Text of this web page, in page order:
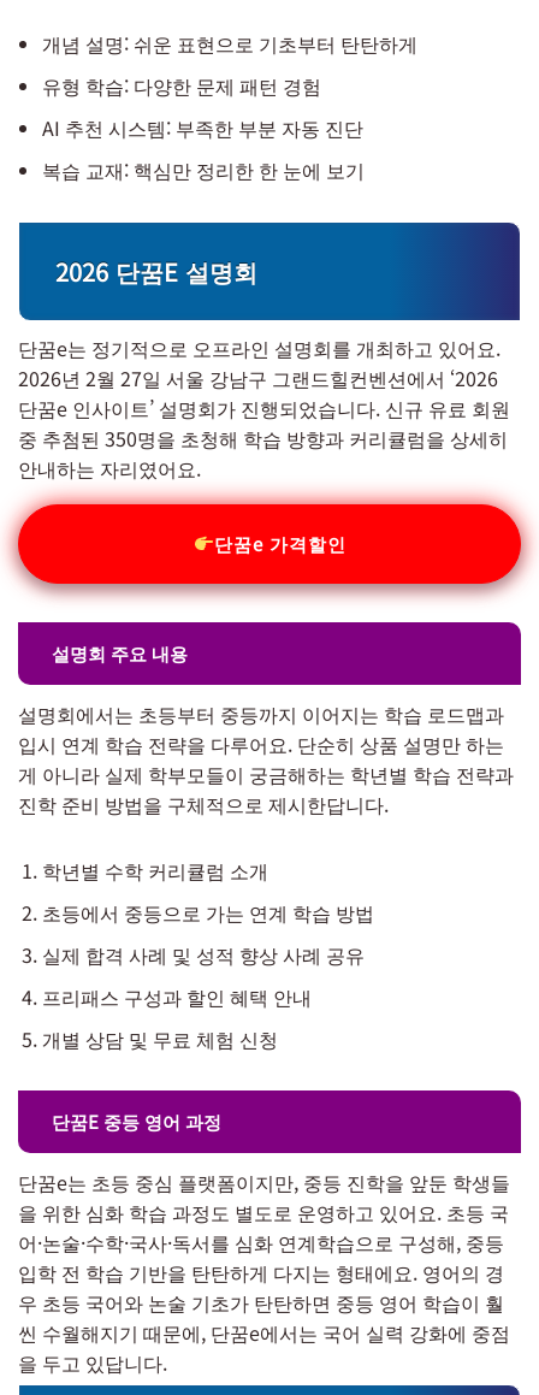
개념 설명: 쉬운 표현으로 기초부터 탄탄하게
유형 학습: 다양한 문제 패턴 경험
AI 추천 시스템: 부족한 부분 자동 진단
복습 교재: 핵심만 정리한 한 눈에 보기
2026 단꿈E 설명회
단꿈e는 정기적으로 오프라인 설명회를 개최하고 있어요.
2026년 2월 27일 서울 강남구 그랜드힐컨벤션에서 ‘2026
단꿈e 인사이트’ 설명회가 진행되었습니다. 신규 유료 회원
중 추첨된 350명을 초청해 학습 방향과 커리큘럼을 상세히
안내하는 자리였어요.
단꿈e 가격할인
설명회 주요 내용
설명회에서는 초등부터 중등까지 이어지는 학습 로드맵과
입시 연계 학습 전략을 다루어요. 단순히 상품 설명만 하는
게 아니라 실제 학부모들이 궁금해하는 학년별 학습 전략과
진학 준비 방법을 구체적으로 제시한답니다.
학년별 수학 커리큘럼 소개
초등에서 중등으로 가는 연계 학습 방법
실제 합격 사례 및 성적 향상 사례 공유
프리패스 구성과 할인 혜택 안내
개별 상담 및 무료 체험 신청
단꿈E 중등 영어 과정
단꿈e는 초등 중심 플랫폼이지만, 중등 진학을 앞둔 학생들
을 위한 심화 학습 과정도 별도로 운영하고 있어요. 초등 국
어·논술·수학·국사·독서를 심화 연계학습으로 구성해, 중등
입학 전 학습 기반을 탄탄하게 다지는 형태에요. 영어의 경
우 초등 국어와 논술 기초가 탄탄하면 중등 영어 학습이 훨
씬 수월해지기 때문에, 단꿈e에서는 국어 실력 강화에 중점
을 두고 있답니다.